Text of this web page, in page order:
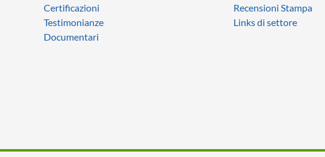
Certificazioni
Testimonianze
Documentari
Recensioni Stampa
Links di settore